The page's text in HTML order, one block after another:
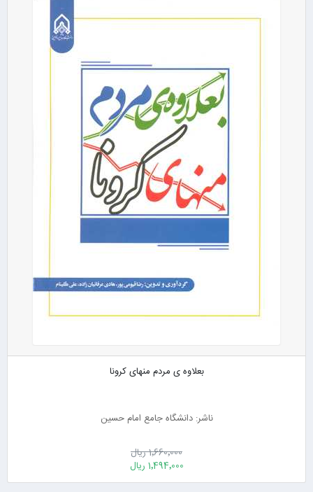
بعلاوه ی مردم منهای کرونا
ناشر: دانشگاه جامع امام حسین
1٬660٬000 ریال
1٬494٬000 ریال